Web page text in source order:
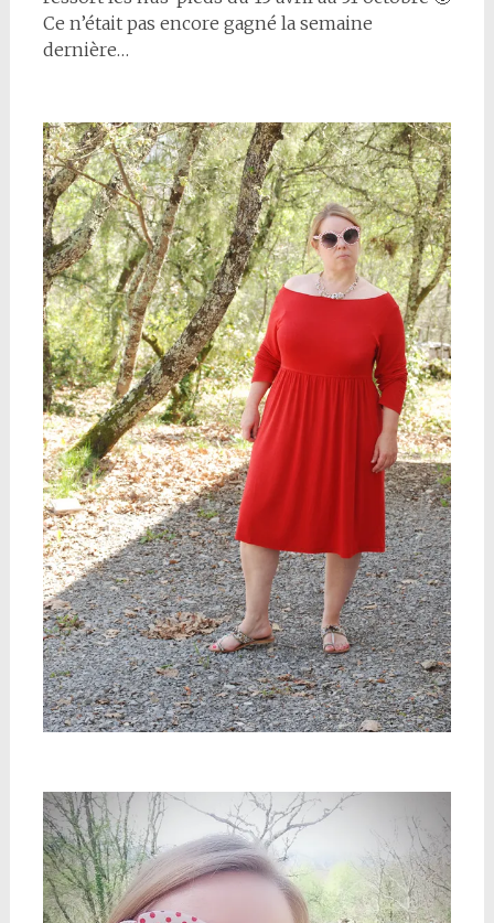
Ce n’était pas encore gagné la semaine
dernière…